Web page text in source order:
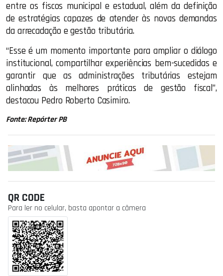
entre os fiscos municipal e estadual, além da definição
de estratégias capazes de atender às novas demandas
da arrecadação e gestão tributária.
“Esse é um momento importante para ampliar o diálogo
institucional, compartilhar experiências bem-sucedidas e
garantir que as administrações tributárias estejam
alinhadas às melhores práticas de gestão fiscal”,
destacou Pedro Roberto Casimiro.
Fonte: Repórter PB
QR CODE
Para ler no celular, basta apontar a câmera